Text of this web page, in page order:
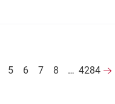
5 6 7 8 … 4284